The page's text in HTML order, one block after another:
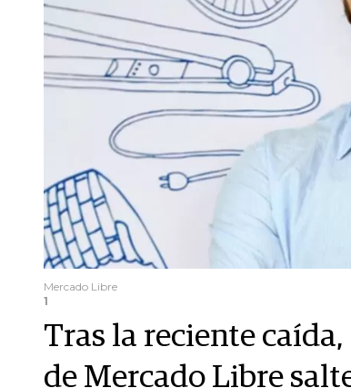
Mercado Libre
1
Tras la reciente caída,
de Mercado Libre